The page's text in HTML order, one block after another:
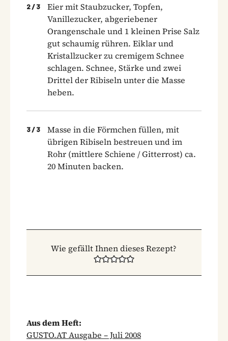
2 / 3
Eier mit Staubzucker, Topfen,
Vanillezucker, abgeriebener
Orangenschale und 1 kleinen Prise Salz
gut schaumig rühren. Eiklar und
Kristallzucker zu cremigem Schnee
schlagen. Schnee, Stärke und zwei
Drittel der Ribiseln unter die Masse
heben.
3 / 3
Masse in die Förmchen füllen, mit
übrigen Ribiseln bestreuen und im
Rohr (mittlere Schiene / Gitterrost) ca.
20 Minuten backen.
Wie gefällt Ihnen dieses Rezept?
Aus dem Heft:
GUSTO.AT Ausgabe – Juli 2008